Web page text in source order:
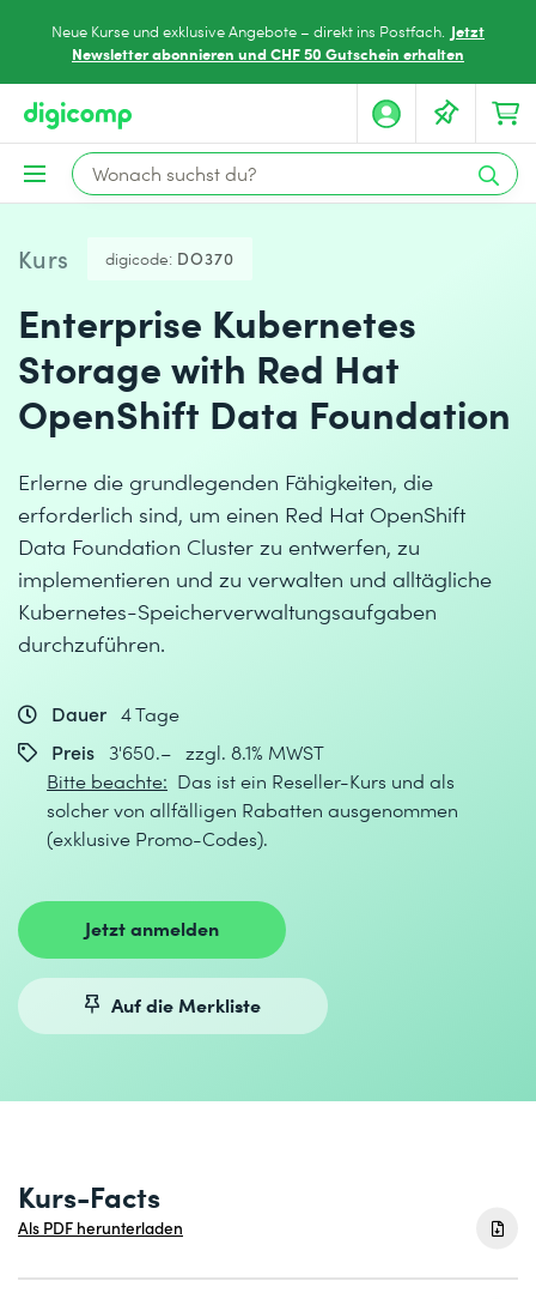
Neue Kurse und exklusive Angebote – direkt ins Postfach. Jetzt
Newsletter abonnieren und CHF 50 Gutschein erhalten
Kurs digicode: DO370
Enterprise Kubernetes
Storage with Red Hat
OpenShift Data Foundation
Erlerne die grundlegenden Fähigkeiten, die
erforderlich sind, um einen Red Hat OpenShift
Data Foundation Cluster zu entwerfen, zu
implementieren und zu verwalten und alltägliche
Kubernetes-Speicherverwaltungsaufgaben
durchzuführen.
Dauer 4 Tage
Preis 3'650.– zzgl. 8.1% MWST
Bitte beachte: Das ist ein Reseller-Kurs und als
solcher von allfälligen Rabatten ausgenommen
(exklusive Promo-Codes).
Jetzt anmelden
Auf die Merkliste
Kurs-Facts
Als PDF herunterladen